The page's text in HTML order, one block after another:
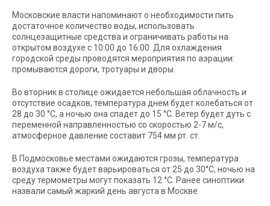
Московские власти напоминают о необходимости пить
достаточное количество воды, использовать
солнцезащитные средства и ограничивать работы на
открытом воздухе с 10:00 до 16:00. Для охлаждения
городской среды проводятся мероприятия по аэрации:
промываются дороги, тротуары и дворы.
Во вторник в столице ожидается небольшая облачность и
отсутствие осадков, температура днем будет колебаться от
28 до 30 °C, а ночью она спадет до 15 °C. Ветер будет дуть с
переменной направленностью со скоростью 2-7 м/с,
атмосферное давление составит 754 мм рт. ст.
В Подмосковье местами ожидаются грозы, температура
воздуха также будет варьироваться от 25 до 30°C, ночью на
среду термометры могут показать 12 °C. Ранее синоптики
назвали самый жаркий день августа в Москве.